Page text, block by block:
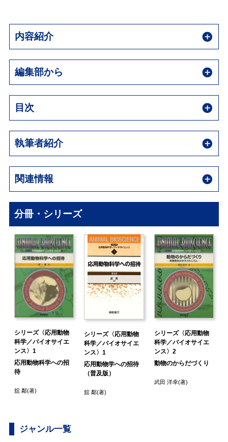
内容紹介
編集部から
目次
執筆者紹介
関連情報
分冊・シリーズ
シリーズ〈応用動物
科学／バイオサイエ
ンス〉1
応用動物科学への招
待
舘 鄰(著)
シリーズ〈応用動物
科学／バイオサイエ
ンス〉1
応用動物学への招待
（普及版）
舘 鄰(著)
シリーズ〈応用動物
科学／バイオサイエ
ンス〉2
動物のからだづくり
武田 洋幸(著)
ジャンル一覧